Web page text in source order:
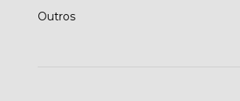
Outros